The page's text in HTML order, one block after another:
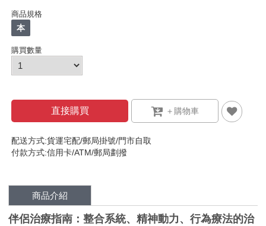
商品規格
本
購買數量
直接購買
配送方式:貨運宅配/郵局掛號/門市自取
付款方式:信用卡/ATM/郵局劃撥
商品介紹
伴侶治療指南：整合系統、精神動力、行為療法的治